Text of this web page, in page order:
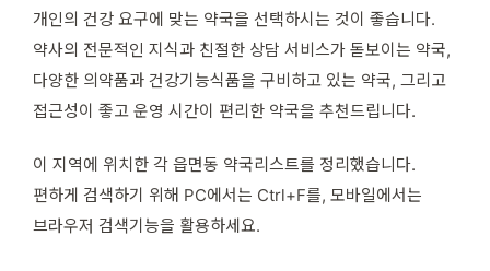
개인의 건강 요구에 맞는 약국을 선택하시는 것이 좋습니다.
약사의 전문적인 지식과 친절한 상담 서비스가 돋보이는 약국,
다양한 의약품과 건강기능식품을 구비하고 있는 약국, 그리고
접근성이 좋고 운영 시간이 편리한 약국을 추천드립니다.
이 지역에 위치한 각 읍면동 약국리스트를 정리했습니다.
편하게 검색하기 위해 PC에서는 Ctrl+F를, 모바일에서는
브라우저 검색기능을 활용하세요.